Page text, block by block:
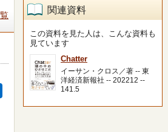
関連資料
この資料を見た人は、こんな資料も
見ています
Chatter
イーサン・クロス／著 -- 東
洋経済新報社 -- 202212 --
141.5